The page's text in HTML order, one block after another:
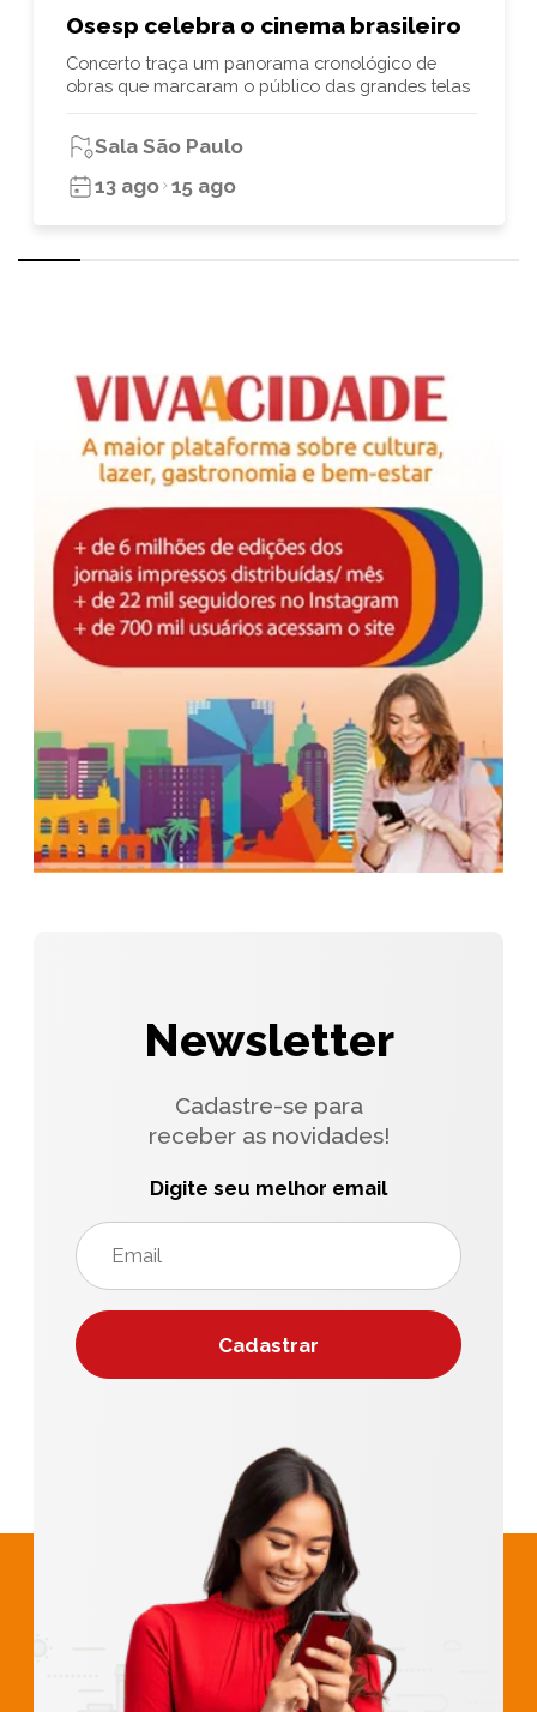
Osesp celebra o cinema brasileiro
Concerto traça um panorama cronológico de
obras que marcaram o público das grandes telas
Sala São Paulo
13 ago 15 ago
Newsletter
Cadastre-se para
receber as novidades!
Digite seu melhor email